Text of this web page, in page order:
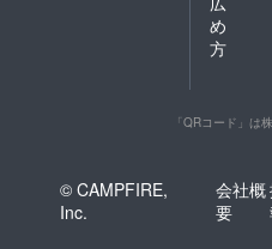
め
方
「QRコード」は
© CAMPFIRE,
Inc.
会社概
要